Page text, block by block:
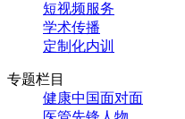
短视频服务
学术传播
定制化内训
专题栏目
健康中国面对面